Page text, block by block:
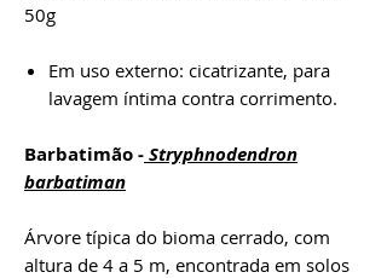
50g
Em uso externo: cicatrizante, para
lavagem íntima contra corrimento.
Barbatimão -Stryphnodendron
barbatiman
Árvore típica do bioma cerrado, com
altura de 4 a 5 m, encontrada em solos